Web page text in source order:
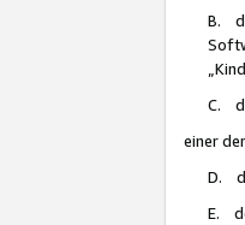
B.
C.
einer
D.
E.